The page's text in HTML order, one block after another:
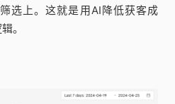
选上。这就是用AI降低获客成
。